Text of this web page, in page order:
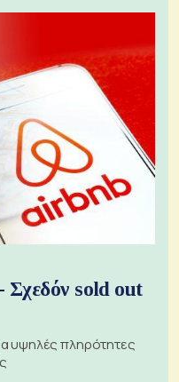
sold out
υψηλές πληρότητες